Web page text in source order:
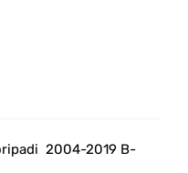
2004-2019 B-